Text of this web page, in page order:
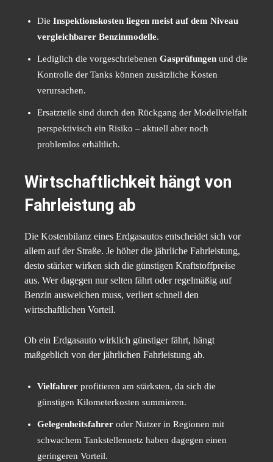
Die Inspektionskosten liegen meist auf dem Niveau
vergleichbarer Benzinmodelle.
Lediglich die vorgeschriebenen Gasprüfungen und die
Kontrolle der Tanks können zusätzliche Kosten
verursachen.
Ersatzteile sind durch den Rückgang der Modellvielfalt
perspektivisch ein Risiko – aktuell aber noch
problemlos erhältlich.
Wirtschaftlichkeit hängt von
Fahrleistung ab
Die Kostenbilanz eines Erdgasautos entscheidet sich vor
allem auf der Straße. Je höher die jährliche Fahrleistung,
desto stärker wirken sich die günstigen Kraftstoffpreise
aus. Wer dagegen nur selten fährt oder regelmäßig auf
Benzin ausweichen muss, verliert schnell den
wirtschaftlichen Vorteil.
Ob ein Erdgasauto wirklich günstiger fährt, hängt
maßgeblich von der jährlichen Fahrleistung ab.
Vielfahrer profitieren am stärksten, da sich die
günstigen Kilometerkosten summieren.
Gelegenheitsfahrer oder Nutzer in Regionen mit
schwachem Tankstellennetz haben dagegen einen
geringeren Vorteil.